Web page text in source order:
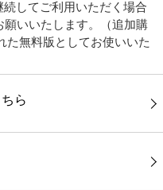
してご利用いただく場合
いいたします。（追加購
た無料版としてお使いいた
ら